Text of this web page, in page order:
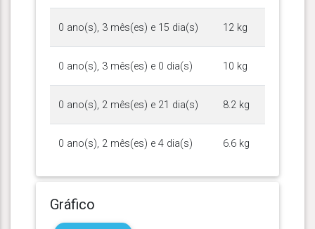
0 ano(s), 3 mês(es) e 15 dia(s) 12 kg
0 ano(s), 3 mês(es) e 0 dia(s) 10 kg
0 ano(s), 2 mês(es) e 21 dia(s) 8.2 kg
0 ano(s), 2 mês(es) e 4 dia(s) 6.6 kg
Gráfico